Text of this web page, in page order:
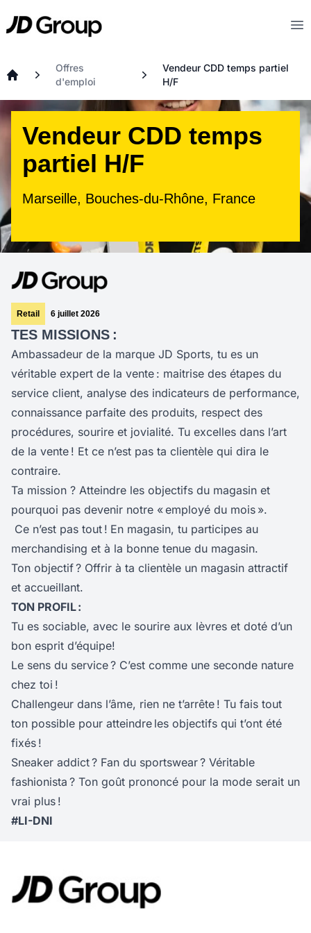
JD
Offres
d'emploi
Vendeur CDD temps partiel
H/F
Vendeur CDD temps
partiel H/F
Marseille, Bouches-du-Rhône, France
Retail 6 juillet 2026
TES MISSIONS :
Ambassadeur de la marque JD Sports, tu es un
véritable expert de la vente : maitrise des étapes du
service client, analyse des indicateurs de performance,
connaissance parfaite des produits, respect des
procédures, sourire et jovialité. Tu excelles dans l’art
de la vente ! Et ce n’est pas ta clientèle qui dira le
contraire.
Ta mission ? Atteindre les objectifs du magasin et
pourquoi pas devenir notre « employé du mois ».
Ce n’est pas tout ! En magasin, tu participes au
merchandising et à la bonne tenue du magasin.
Ton objectif ? Offrir à ta clientèle un magasin attractif
et accueillant.
TON PROFIL :
Tu es sociable, avec le sourire aux lèvres et doté d’un
bon esprit d’équipe!
Le sens du service ? C’est comme une seconde nature
chez toi !
Challengeur dans l’âme, rien ne t’arrête ! Tu fais tout
ton possible pour atteindre les objectifs qui t’ont été
fixés !
Sneaker addict ? Fan du sportswear ? Véritable
fashionista ? Ton goût prononcé pour la mode serait un
vrai plus !
#LI-DNI